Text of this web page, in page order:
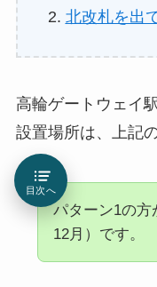
北改札を出
高輪ゲートウェイ
設置場所は、上記
パターン1の方
12月）です。
目次へ